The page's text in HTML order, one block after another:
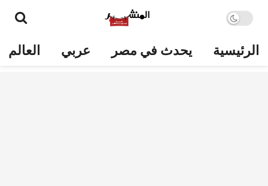
الرئيسية يحدث في مصر عربي العالم